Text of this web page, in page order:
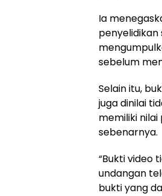
Ia
penyelidikan
sebelum
Selain itu,
juga dinilai
memiliki
sebenarnya.
“Bukti video
undangan
bukti yang